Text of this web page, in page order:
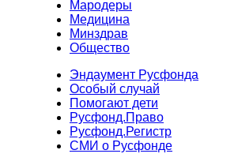
Мародеры
Медицина
Минздрав
Общество
Эндаумент Русфонда
Особый случай
Помогают дети
Русфонд.Право
Русфонд.Регистр
СМИ о Русфонде